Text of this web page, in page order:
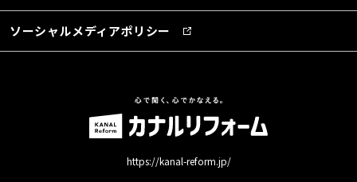
ソーシャルメディアポリシー
https://kanal-reform.jp/